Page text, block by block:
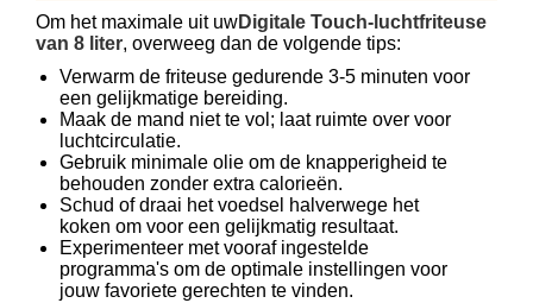
Om het maximale uit uwDigitale Touch-luchtfriteuse
van 8 liter, overweeg dan de volgende tips:
Verwarm de friteuse gedurende 3-5 minuten voor
een gelijkmatige bereiding.
Maak de mand niet te vol; laat ruimte over voor
luchtcirculatie.
Gebruik minimale olie om de knapperigheid te
behouden zonder extra calorieën.
Schud of draai het voedsel halverwege het
koken om voor een gelijkmatig resultaat.
Experimenteer met vooraf ingestelde
programma's om de optimale instellingen voor
jouw favoriete gerechten te vinden.